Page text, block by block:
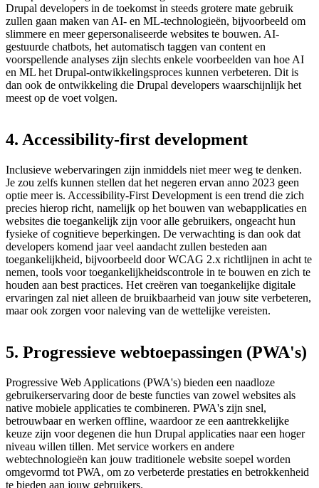
Drupal developers in de toekomst in steeds grotere mate gebruik
zullen gaan maken van AI- en ML-technologieën, bijvoorbeeld om
slimmere en meer gepersonaliseerde websites te bouwen. AI-
gestuurde chatbots, het automatisch taggen van content en
voorspellende analyses zijn slechts enkele voorbeelden van hoe AI
en ML het Drupal-ontwikkelingsproces kunnen verbeteren. Dit is
dan ook de ontwikkeling die Drupal developers waarschijnlijk het
meest op de voet volgen.
4. Accessibility-first development
Inclusieve webervaringen zijn inmiddels niet meer weg te denken.
Je zou zelfs kunnen stellen dat het negeren ervan anno 2023 geen
optie meer is. Accessibility-First Development is een trend die zich
precies hierop richt, namelijk op het bouwen van webapplicaties en
websites die toegankelijk zijn voor alle gebruikers, ongeacht hun
fysieke of cognitieve beperkingen. De verwachting is dan ook dat
developers komend jaar veel aandacht zullen besteden aan
toegankelijkheid, bijvoorbeeld door WCAG 2.x richtlijnen in acht te
nemen, tools voor toegankelijkheidscontrole in te bouwen en zich te
houden aan best practices. Het creëren van toegankelijke digitale
ervaringen zal niet alleen de bruikbaarheid van jouw site verbeteren,
maar ook zorgen voor naleving van de wettelijke vereisten.
5. Progressieve webtoepassingen (PWA's)
Progressive Web Applications (PWA's) bieden een naadloze
gebruikerservaring door de beste functies van zowel websites als
native mobiele applicaties te combineren. PWA's zijn snel,
betrouwbaar en werken offline, waardoor ze een aantrekkelijke
keuze zijn voor degenen die hun Drupal applicaties naar een hoger
niveau willen tillen. Met service workers en andere
webtechnologieën kan jouw traditionele website soepel worden
omgevormd tot PWA, om zo verbeterde prestaties en betrokkenheid
te bieden aan jouw gebruikers.